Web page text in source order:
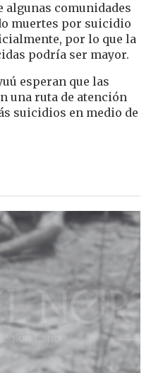
algunas comunidades
muertes por suicidio
por lo que la
podría ser mayor.
esperan que las
una ruta de atención
suicidios en medio de